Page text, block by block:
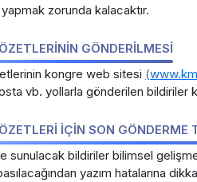
zorunda kalacaktır.
GÖNDERİLMESİ
kongre web sitesi
vb. yollarla gönderilen bildiriler
İÇİN SON GÖNDERME
sunulacak bildiriler bilimsel
yazım hatalarına